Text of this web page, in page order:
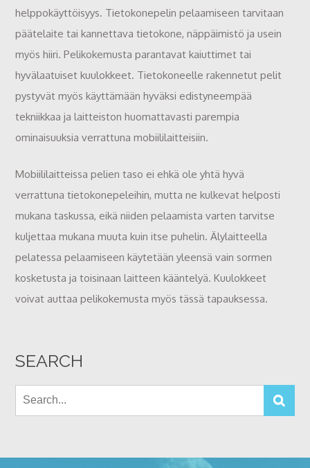
helppokäyttöisyys. Tietokonepelin pelaamiseen tarvitaan
päätelaite tai kannettava tietokone, näppäimistö ja usein
myös hiiri. Pelikokemusta parantavat kaiuttimet tai
hyvälaatuiset kuulokkeet. Tietokoneelle rakennetut pelit
pystyvät myös käyttämään hyväksi edistyneempää
tekniikkaa ja laitteiston huomattavasti parempia
ominaisuuksia verrattuna mobiililaitteisiin.
Mobiililaitteissa pelien taso ei ehkä ole yhtä hyvä
verrattuna tietokonepeleihin, mutta ne kulkevat helposti
mukana taskussa, eikä niiden pelaamista varten tarvitse
kuljettaa mukana muuta kuin itse puhelin. Älylaitteella
pelatessa pelaamiseen käytetään yleensä vain sormen
kosketusta ja toisinaan laitteen kääntelyä. Kuulokkeet
voivat auttaa pelikokemusta myös tässä tapauksessa.
SEARCH
Search